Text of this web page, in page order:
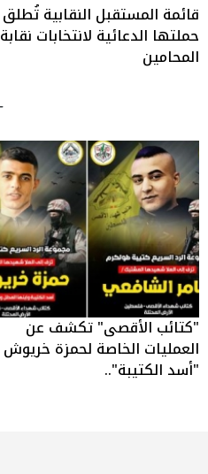
قائمة المستقبل النقابية تُطلق
حملتها الدعائية لانتخابات نقابة
المحامين
"كتائب الأقصى" تكشف عن
العمليات الخاصة لحمزة خريوش
"أسد الكتيبة"..